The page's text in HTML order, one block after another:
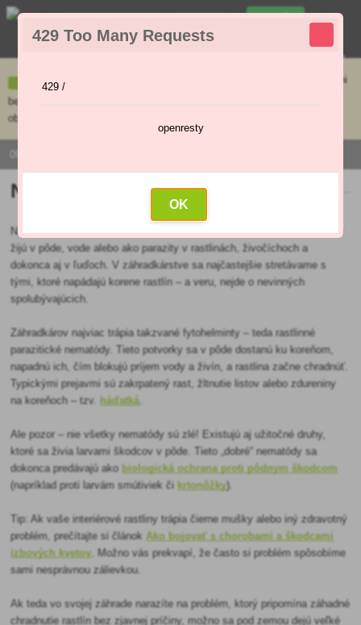
429 Too Many Requests
429 /
openresty
OK
Ceny uvedené na e-shope sa môžu líšiť od cien v kamennej predajni
bez objednávky. Tovar skladom pripravíme do 30 min na základe
objednávky. Predajňa je v sobotu zatvorená.
Menu
Nematódy
Nematódy, nazývané aj hlístice, sú mikroskopické vláknité červy, ktoré
žijú v pôde, vode alebo ako parazity v rastlinách, živočíchoch a
dokonca aj v ľuďoch. V záhradkárstve sa najčastejšie stretávame s
tými, ktoré napádajú korene rastlín – a veru, nejde o nevinných
spolubývajúcich.
Záhradkárov najviac trápia takzvané fytohelminty – teda rastlinné
parazitické nematódy. Tieto potvorky sa v pôde dostanú ku koreňom,
napadnú ich, čím blokujú príjem vody a živín, a rastlina začne chradnúť.
Typickými prejavmi sú zakrpatený rast, žltnutie listov alebo zdureniny
na koreňoch – tzv. háďatká.
Ale pozor – nie všetky nematódy sú zlé! Existujú aj užitočné druhy,
ktoré sa živia larvami škodcov v pôde. Tieto „dobré“ nematódy sa
dokonca predávajú ako biologická ochrana proti pôdnym škodcom
(napríklad proti larvám smútiviek či krtonôžky).
Tip: Ak vaše interiérové rastliny trápia čierne mušky alebo iný zdravotný
problém, prečítajte si článokAko bojovať s chorobami a škodcami
izbových kvetov. Možno vás prekvapí, že často si problém spôsobíme
sami nesprávnou zálievkou.
Ak teda vo svojej záhrade narazíte na problém, ktorý pripomína záhadné
chradnutie rastlín bez zjavnej príčiny, možno sa pod zemou dejú veľké